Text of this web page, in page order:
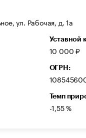
ул. Рабочая, д. 1а
Уставной
10 000 ₽
ОГРН:
Темп
-1,55 %